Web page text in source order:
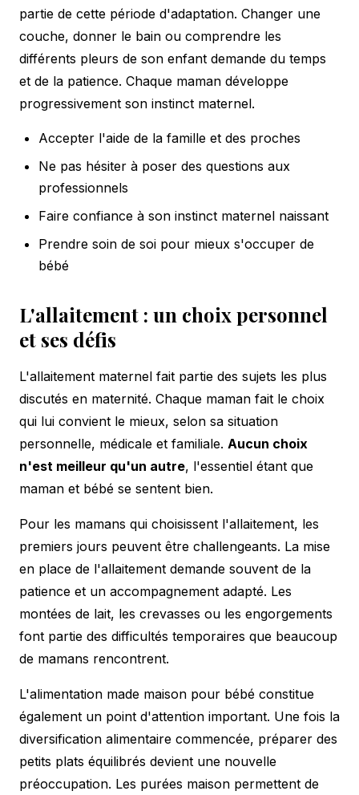
partie de cette période d'adaptation. Changer une
couche, donner le bain ou comprendre les
différents pleurs de son enfant demande du temps
et de la patience. Chaque maman développe
progressivement son instinct maternel.
Accepter l'aide de la famille et des proches
Ne pas hésiter à poser des questions aux
professionnels
Faire confiance à son instinct maternel naissant
Prendre soin de soi pour mieux s'occuper de
bébé
L'allaitement : un choix personnel
et ses défis
L'allaitement maternel fait partie des sujets les plus
discutés en maternité. Chaque maman fait le choix
qui lui convient le mieux, selon sa situation
personnelle, médicale et familiale. Aucun choix
n'est meilleur qu'un autre, l'essentiel étant que
maman et bébé se sentent bien.
Pour les mamans qui choisissent l'allaitement, les
premiers jours peuvent être challengeants. La mise
en place de l'allaitement demande souvent de la
patience et un accompagnement adapté. Les
montées de lait, les crevasses ou les engorgements
font partie des difficultés temporaires que beaucoup
de mamans rencontrent.
L'alimentation made maison pour bébé constitue
également un point d'attention important. Une fois la
diversification alimentaire commencée, préparer des
petits plats équilibrés devient une nouvelle
préoccupation. Les purées maison permettent de